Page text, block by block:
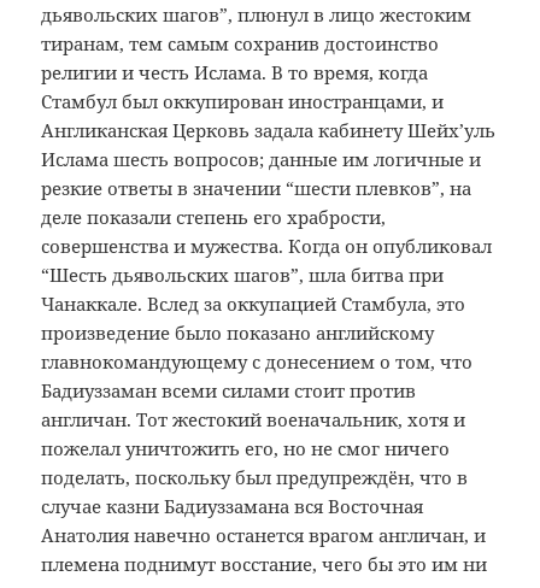
дьявольских шагов”, плюнул в лицо жестоким
тиранам, тем самым сохранив достоинство
религии и честь Ислама. В то время, когда
Стамбул был оккупирован иностранцами, и
Англиканская Церковь задала кабинету Шейх’уль
Ислама шесть вопросов; данные им логичные и
резкие ответы в значении “шести плевков”, на
деле показали степень его храбрости,
совершенства и мужества. Когда он опубликовал
“Шесть дьявольских шагов”, шла битва при
Чанаккале. Вслед за оккупацией Стамбула, это
произведение было показано английскому
главнокомандующему с донесением о том, что
Бадиуззаман всеми силами стоит против
англичан. Тот жестокий военачальник, хотя и
пожелал уничтожить его, но не смог ничего
поделать, поскольку был предупреждён, что в
случае казни Бадиуззамана вся Восточная
Анатолия навечно останется врагом англичан, и
племена поднимут восстание, чего бы это им ни